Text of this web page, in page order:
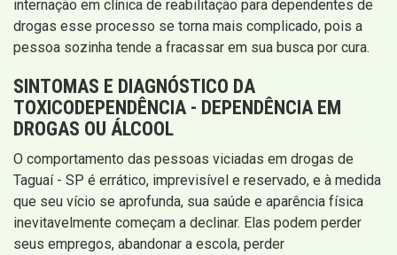
internação em clínica de reabilitação para dependentes de
drogas esse processo se torna mais complicado, pois a
pessoa sozinha tende a fracassar em sua busca por cura.
SINTOMAS E DIAGNÓSTICO DA
TOXICODEPENDÊNCIA - DEPENDÊNCIA EM
DROGAS OU ÁLCOOL
O comportamento das pessoas viciadas em drogas de
Taguaí - SP é errático, imprevisível e reservado, e à medida
que seu vício se aprofunda, sua saúde e aparência física
inevitavelmente começam a declinar. Elas podem perder
seus empregos, abandonar a escola, perder